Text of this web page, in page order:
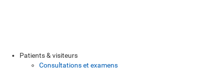
Patients & visiteurs
Consultations et examens